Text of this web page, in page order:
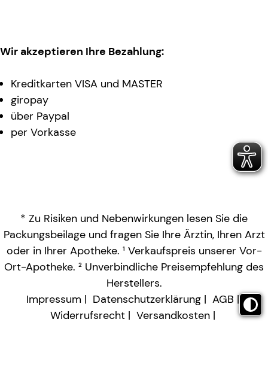
Wir akzeptieren Ihre Bezahlung:
Kreditkarten VISA und MASTER
giropay
über Paypal
per Vorkasse
* Zu Risiken und Nebenwirkungen lesen Sie die
Packungsbeilage und fragen Sie Ihre Ärztin, Ihren Arzt
oder in Ihrer Apotheke. ¹ Verkaufspreis unserer Vor-
Ort-Apotheke. ² Unverbindliche Preisempfehlung des
Herstellers.
Impressum
Datenschutzerklärung
AGB
Widerrufsrecht
Versandkosten